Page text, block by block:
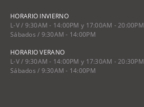
HORARIO INVIERNO
L-V / 9:30AM - 14:00PM y 17:00AM - 20:00PM
Sábados / 9:30AM - 14:00PM
HORARIO VERANO
L-V / 9:30AM - 14:00PM y 17:30AM - 20:30PM
Sábados / 9:30AM - 14:00PM